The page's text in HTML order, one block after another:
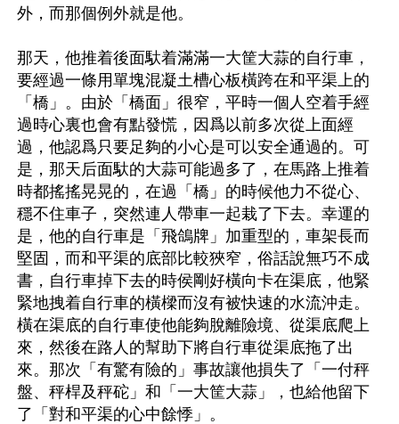
外，而那個例外就是他。
那天，他推着後面馱着滿滿一大筐大蒜的自行車，
要經過一條用單塊混凝土槽心板橫跨在和平渠上的
「橋」。由於「橋面」很窄，平時一個人空着手經
過時心裏也會有點發慌，因爲以前多次從上面經
過，他認爲只要足夠的小心是可以安全通過的。可
是，那天后面馱的大蒜可能過多了，在馬路上推着
時都搖搖晃晃的，在過「橋」的時候他力不從心、
穩不住車子，突然連人帶車一起栽了下去。幸運的
是，他的自行車是「飛鴿牌」加重型的，車架長而
堅固，而和平渠的底部比較狹窄，俗話說無巧不成
書，自行車掉下去的時侯剛好橫向卡在渠底，他緊
緊地拽着自行車的橫樑而沒有被快速的水流沖走。
橫在渠底的自行車使他能夠脫離險境、從渠底爬上
來，然後在路人的幫助下將自行車從渠底拖了出
來。那次「有驚有險的」事故讓他損失了「一付秤
盤、秤桿及秤砣」和「一大筐大蒜」，也給他留下
了「對和平渠的心中餘悸」。